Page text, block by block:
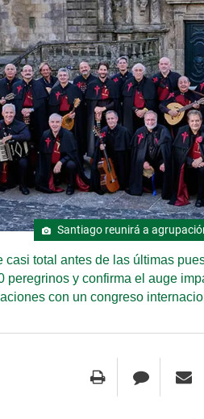
Santiago reunirá a
total antes de las últimas
y confirma el auge
con un congreso